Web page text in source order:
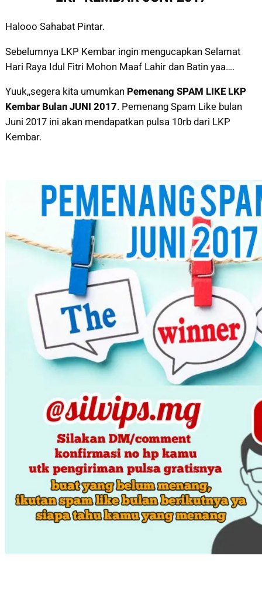
Halooo Sahabat Pintar.
Sebelumnya LKP Kembar ingin mengucapkan Selamat
Hari Raya Idul Fitri Mohon Maaf Lahir dan Batin yaa….
Yuuk,,segera kita umumkan Pemenang SPAM LIKE LKP
Kembar Bulan JUNI 2017. Pemenang Spam Like bulan
Juni 2017 ini akan mendapatkan pulsa 10rb dari LKP
Kembar.